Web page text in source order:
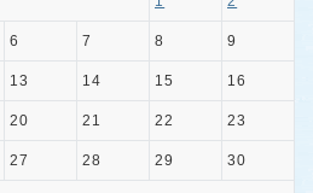
6 7 8 9
13 14 15 16
20 21 22 23
27 28 29 30